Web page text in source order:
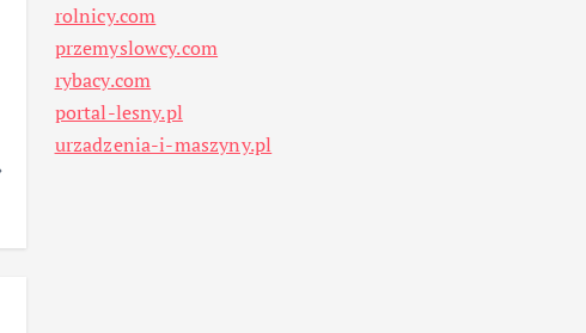
rolnicy.com
przemyslowcy.com
rybacy.com
portal-lesny.pl
urzadzenia-i-maszyny.pl